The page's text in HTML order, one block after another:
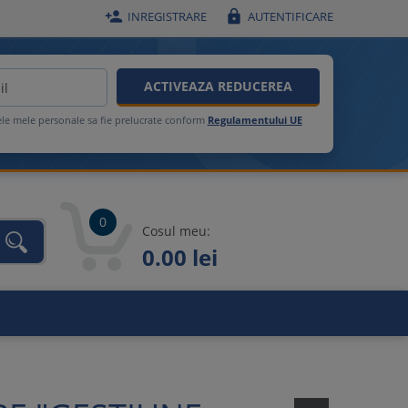
 INREGISTRARE  AUTENTIFICARE
ACTIVEAZA REDUCEREA
mele personale sa fie prelucrate conform Regulamentului UE
0
Cosul meu:
0.00 lei